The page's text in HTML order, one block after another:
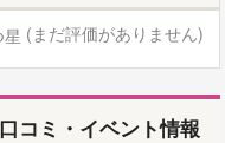
(まだ評価がありません)
コミ・イベント情報